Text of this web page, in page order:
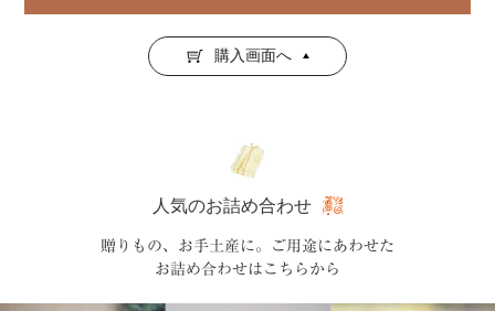
購入画面へ
人気のお詰め合わせ
贈りもの、お手土産に。ご用途にあわせた
お詰め合わせはこちらから